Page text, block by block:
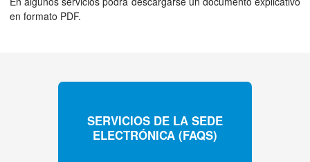
en formato PDF.
SERVICIOS DE LA SEDE
ELECTRÓNICA (FAQS)